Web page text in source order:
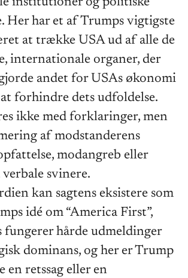
Her har et af Trumps vigtigste
at trække USA ud af alle de
internationale organer, der
andet for USAs økonomi
forhindre dets udfoldelse.
ikke med forklaringer, men
af modstanderens
modangreb eller
verbale svinere.
kan sagtens eksistere som
idé om “America First”,
fungerer hårde udmeldinger
dominans, og her er Trump
en retssag eller en